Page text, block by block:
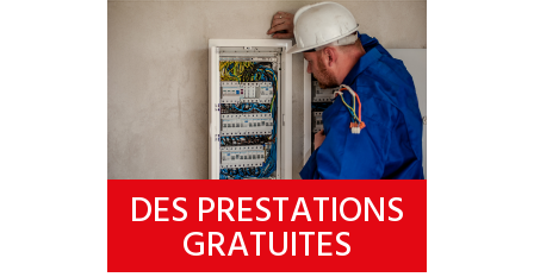
DES PRESTATIONS
GRATUITES